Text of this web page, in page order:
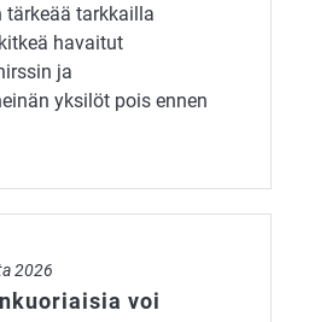
tärkeää tarkkailla
havaitut
ja
yksilöt pois ennen
2026
voi